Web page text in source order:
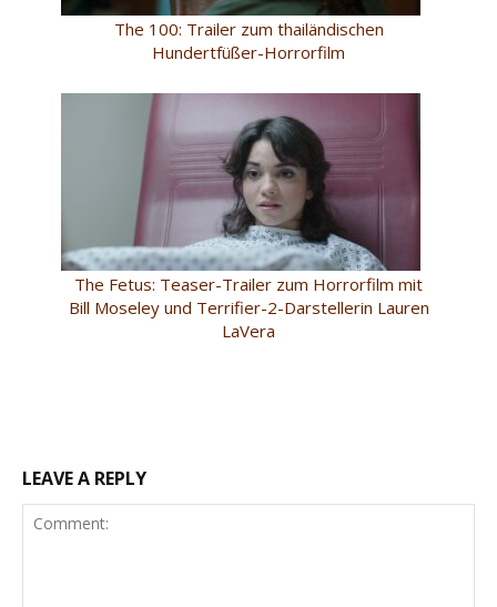
The 100: Trailer zum thailändischen
Hundertfüßer-Horrorfilm
The Fetus: Teaser-Trailer zum Horrorfilm mit
Bill Moseley und Terrifier-2-Darstellerin Lauren
LaVera
LEAVE A REPLY